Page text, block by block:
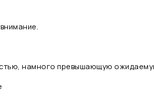
намного превышающую